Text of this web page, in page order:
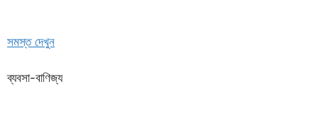
সমস্ত দেখুন
ব্যবসা-বাণিজ্য